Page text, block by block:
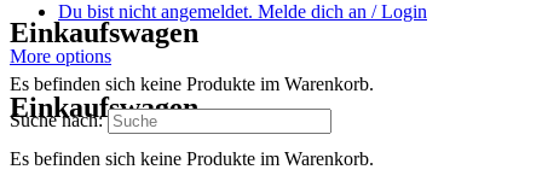
Du bist nicht angemeldet. Melde dich an / Login
More options
Einkaufswagen
Es befinden sich keine Produkte im Warenkorb.
Einkaufswagen
Es befinden sich keine Produkte im Warenkorb.
Suche nach: